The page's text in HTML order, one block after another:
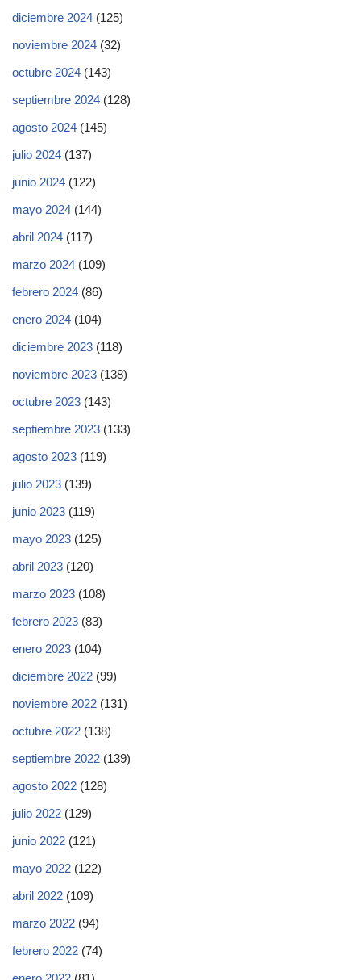
diciembre 2024 (125)
noviembre 2024 (32)
octubre 2024 (143)
septiembre 2024 (128)
agosto 2024 (145)
julio 2024 (137)
junio 2024 (122)
mayo 2024 (144)
abril 2024 (117)
marzo 2024 (109)
febrero 2024 (86)
enero 2024 (104)
diciembre 2023 (118)
noviembre 2023 (138)
octubre 2023 (143)
septiembre 2023 (133)
agosto 2023 (119)
julio 2023 (139)
junio 2023 (119)
mayo 2023 (125)
abril 2023 (120)
marzo 2023 (108)
febrero 2023 (83)
enero 2023 (104)
diciembre 2022 (99)
noviembre 2022 (131)
octubre 2022 (138)
septiembre 2022 (139)
agosto 2022 (128)
julio 2022 (129)
junio 2022 (121)
mayo 2022 (122)
abril 2022 (109)
marzo 2022 (94)
febrero 2022 (74)